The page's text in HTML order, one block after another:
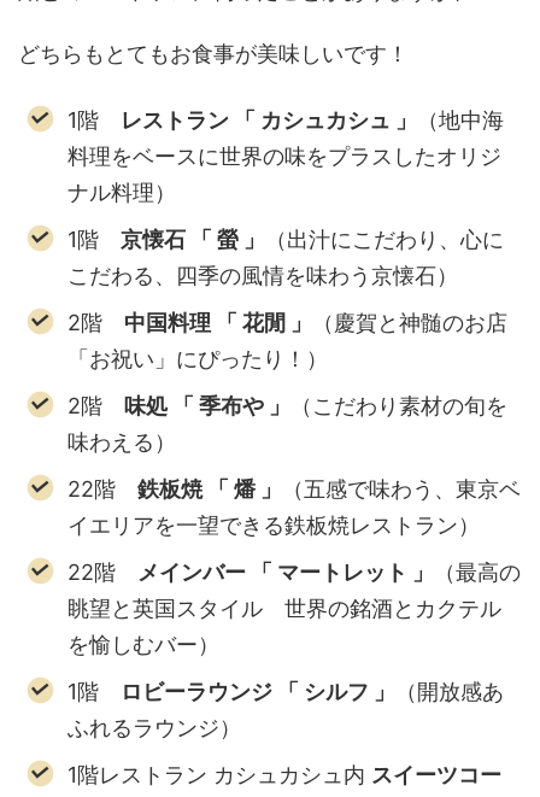
どちらもとてもお食事が美味しいです！
1階 レストラン 「 カシュカシュ 」
（地中海
料理をベースに世界の味をプラスしたオリジ
ナル料理）
1階 京懐石 「 螢 」
（出汁にこだわり、心に
こだわる、四季の風情を味わう京懐石）
2階 中国料理 「 花閒 」
（慶賀と神髄のお店
「お祝い」にぴったり！）
2階 味処 「 季布や 」
（こだわり素材の旬を
味わえる）
22階 鉄板焼 「 燔 」
（五感で味わう、東京ベ
イエリアを一望できる鉄板焼レストラン）
22階 メインバー 「 マートレット 」
（最高の
眺望と英国スタイル 世界の銘酒とカクテル
を愉しむバー）
1階
ロビーラウンジ 「 シルフ 」
（開放感あ
ふれるラウンジ）
1階レストラン カシュカシュ内 スイーツコー